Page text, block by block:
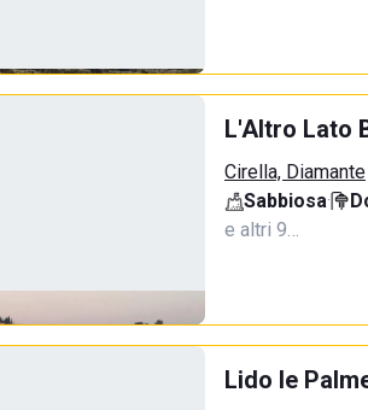
L'Altro Lato
Cirella, Diamante
Sabbiosa·
e altri 9…
Lido le